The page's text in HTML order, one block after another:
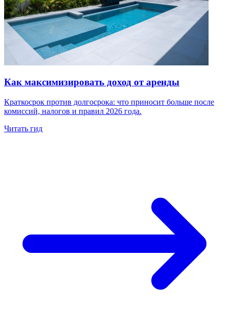
Как максимизировать доход от аренды
Краткосрок против долгосрока: что приносит больше после
комиссий, налогов и правил 2026 года.
Читать гид